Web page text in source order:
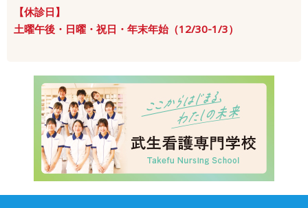
【休診日】
土曜午後・日曜・祝日・年末年始（12/30-1/3）